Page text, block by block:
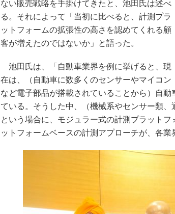
ない販売戦略を手掛けてきたと、池田氏は述べ
る。それによって「当初に比べると、計測プラ
ットフォームの拡張性の高さを認めてくれる顧
客が増えたのではないか」と語った。
池田氏は、「自動車業界を例に挙げると、現
在は、（自動車に数多くのセンサーやマイコン
など電子部品が搭載されていることから）自
ている。そうした中、（機械系やセンサー類
という場合に、モジュラー式の計測プラット
ットフォームベースの計測アプローチが、各業